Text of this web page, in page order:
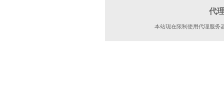
代
本站现在限制使用代理服务